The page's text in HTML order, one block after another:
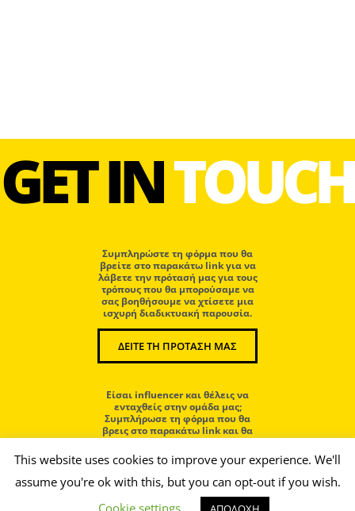
GET INTOUCH
Συμπληρώστε τη φόρμα που θα
βρείτε στο παρακάτω link για να
λάβετε την πρότασή μας για τους
τρόπους που θα μπορούσαμε να
σας βοηθήσουμε να χτίσετε μια
ισχυρή διαδικτυακή παρουσία.
ΔΕΙΤΕ ΤΗ ΠΡΟΤΑΣΗ ΜΑΣ
Eίσαι influencer και θέλεις να
ενταχθείς στην ομάδα μας;
Συμπλήρωσε τη φόρμα που θα
βρεις στο παρακάτω link και θα
επικοινωνήσουμε μαζί σου.
ΜΠΕΣ ΣΤΗΝ ΟΜΑΔΑ ΜΑΣ
This website uses cookies to improve your experience. We'll
assume you're ok with this, but you can opt-out if you wish.
Cookie settings